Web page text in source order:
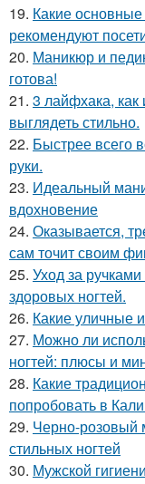
19. Какие основные
рекомендуют
20. Маникюр и
готова!
21. 3 лайфхака, как
выглядеть стильно.
22. Быстрее всего
руки.
23. Идеальный
вдохновение
24. Оказывается,
сам точит своим
25. Уход за
здоровых ногтей.
26. Какие уличные
27. Можно ли
ногтей: плюсы и
28. Какие
попробовать в
29. Черно-розовый
стильных ногтей
30. Мужской